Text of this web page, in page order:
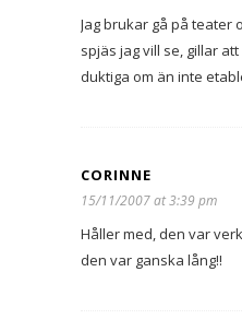
Jag brukar gå på teater
spjäs jag vill se, gillar
duktiga om än inte
CORINNE
15/11/2007 at 3:39 pm
Håller med, den var
den var ganska lång!!